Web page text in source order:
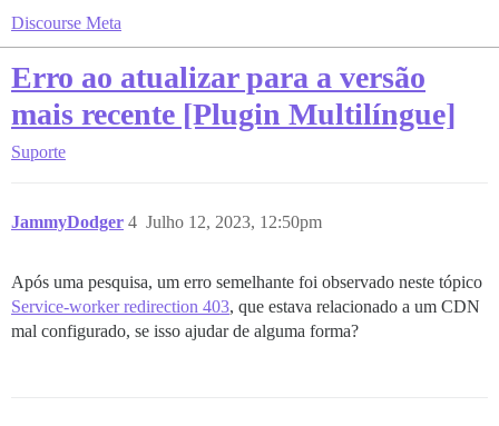
Discourse Meta
Erro ao atualizar para a versão
mais recente [Plugin Multilíngue]
Suporte
JammyDodger Julho 12, 2023, 12:50pm
4
Após uma pesquisa, um erro semelhante foi observado neste tópico
Service-worker redirection 403, que estava relacionado a um CDN
mal configurado, se isso ajudar de alguma forma?